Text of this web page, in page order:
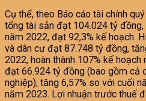
Cụ thể, theo Báo cáo tài chính
tổng tài sản đạt 104.024 tỷ
năm 2022, đạt 92,3% kế hoạch.
và dân cư đạt 87.748 tỷ đồng,
2022, hoàn thành 107% kế
đạt 66.924 tỷ đồng (bao gồm cả
nghiệp), tăng 6,57% so với cuối
năm 2023. Lợi nhuận trước thuế